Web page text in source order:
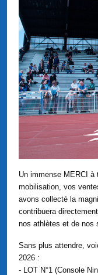
Un immense MERCI
mobilisation, vos
avons collecté la
contribuera
nos athlètes et de nos
Sans plus attendre,
2026 :
- LOT N°1 (Console